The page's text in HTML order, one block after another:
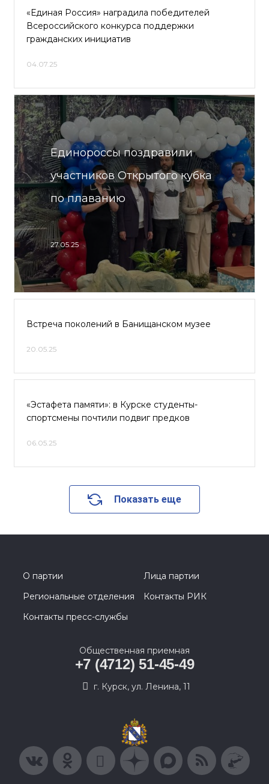
«Единая Россия» наградила победителей
Всероссийского конкурса поддержки
гражданских инициатив
04.07.25
Единороссы поздравили
участников Открытого кубка
по плаванию
27.05.25
Встреча поколений в Банищанском музее
20.05.25
«Эстафета памяти»: в Курске студенты-
спортсмены почтили подвиг предков
06.05.25
Показать еще
О партии
Лица партии
Региональные отделения
Контакты РИК
Контакты пресс-службы
Общественная приемная
+7 (4712) 51-45-49
г. Курск, ул. Ленина, 11